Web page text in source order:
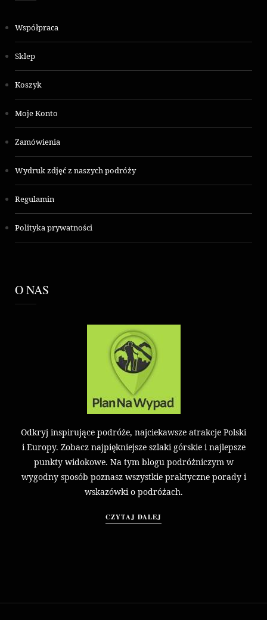
Współpraca
Sklep
Koszyk
Moje Konto
Zamówienia
Wydruk zdjęć z naszych podróży
Regulamin
Polityka prywatności
O NAS
Odkryj inspirujące podróże, najciekawsze atrakcje Polski
i Europy. Zobacz najpiękniejsze szlaki górskie i najlepsze
punkty widokowe. Na tym blogu podróżniczym w
wygodny sposób poznasz wszystkie praktyczne porady i
wskazówki o podróżach.
CZYTAJ DALEJ